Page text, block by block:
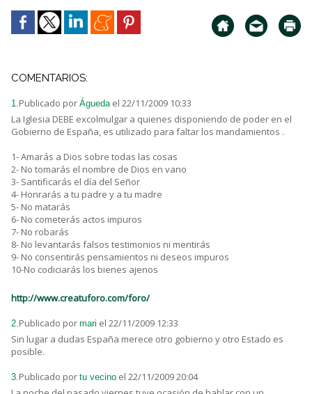
COMENTARIOS:
1.Publicado por Águeda el 22/11/2009 10:33
La Iglesia DEBE excolmulgar a quienes disponiendo de poder en el
Gobierno de España, es utilizado para faltar los mandamientos .
1- Amarás a Dios sobre todas las cosas
2- No tomarás el nombre de Dios en vano
3- Santificarás el día del Señor
4- Honrarás a tu padre y a tu madre
5- No matarás
6- No cometerás actos impuros
7- No robarás
8- No levantarás falsos testimonios ni mentirás
9- No consentirás pensamientos ni deseos impuros
10-No codiciarás los bienes ajenos
http://www.creatuforo.com/foro/
2.Publicado por mari el 22/11/2009 12:33
Sin lugar a dudas España merece otro gobierno y otro Estado es
posible.
3.Publicado por tu vecino el 22/11/2009 20:04